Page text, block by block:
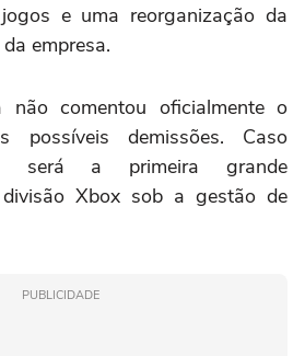
e uma reorganização da
empresa.
comentou oficialmente o
possíveis demissões. Caso
será a primeira grande
Xbox sob a gestão de
PUBLICIDADE